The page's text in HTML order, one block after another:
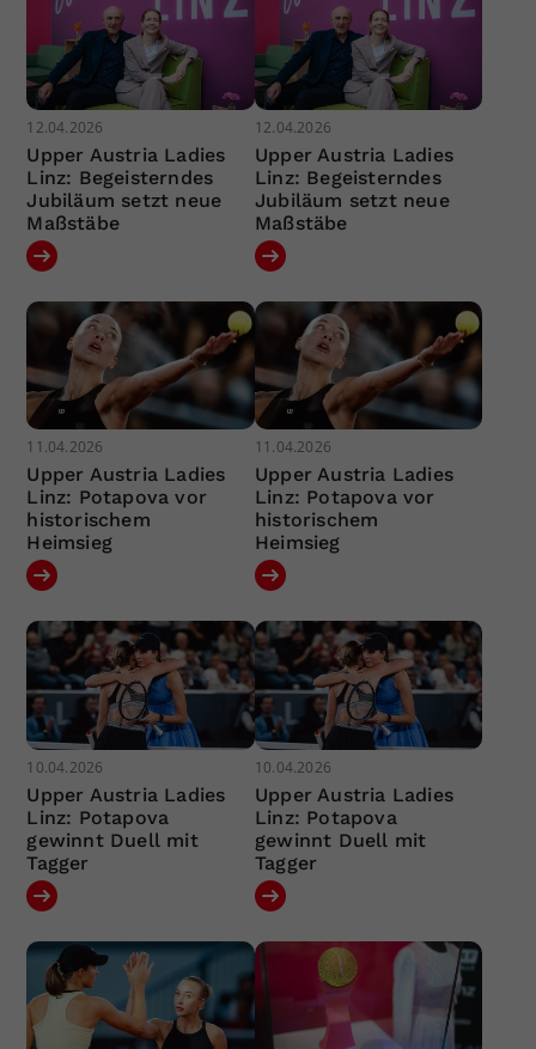
12.04.2026
Upper Austria Ladies
Linz: Begeisterndes
Jubiläum setzt neue
Maßstäbe
12.04.2026
Upper Austria Ladies
Linz: Begeisterndes
Jubiläum setzt neue
Maßstäbe
11.04.2026
Upper Austria Ladies
Linz: Potapova vor
historischem
Heimsieg
11.04.2026
Upper Austria Ladies
Linz: Potapova vor
historischem
Heimsieg
10.04.2026
Upper Austria Ladies
Linz: Potapova
gewinnt Duell mit
Tagger
10.04.2026
Upper Austria Ladies
Linz: Potapova
gewinnt Duell mit
Tagger